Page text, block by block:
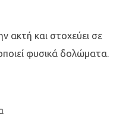
ακτή και στοχεύει σε
φυσικά δολώματα.